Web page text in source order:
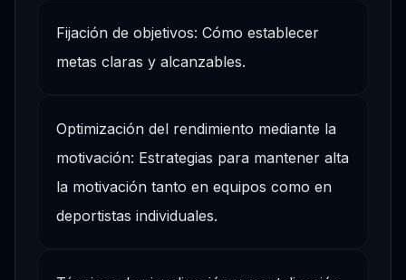
Fijación de objetivos: Cómo establecer
metas claras y alcanzables.
Optimización del rendimiento mediante la
motivación: Estrategias para mantener alta
la motivación tanto en equipos como en
deportistas individuales.